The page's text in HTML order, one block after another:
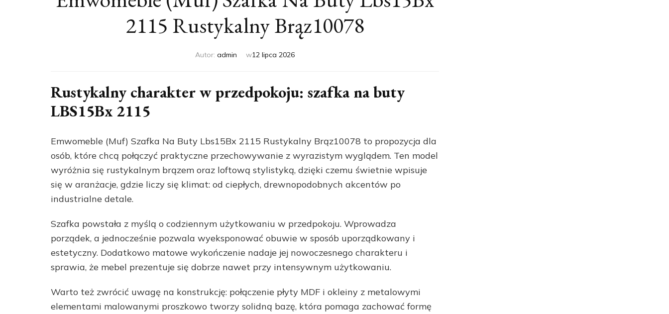
2115 Rustykalny Brąz10078
Autor: admin w12 lipca 2026
Rustykalny charakter w przedpokoju: szafka na buty
LBS15Bx 2115
Emwomeble (Muf) Szafka Na Buty Lbs15Bx 2115 Rustykalny Brąz10078 to propozycja dla
osób, które chcą połączyć praktyczne przechowywanie z wyrazistym wyglądem. Ten model
wyróżnia się rustykalnym brązem oraz loftową stylistyką, dzięki czemu świetnie wpisuje
się w aranżacje, gdzie liczy się klimat: od ciepłych, drewnopodobnych akcentów po
industrialne detale.
Szafka powstała z myślą o codziennym użytkowaniu w przedpokoju. Wprowadza
porządek, a jednocześnie pozwala wyeksponować obuwie w sposób uporządkowany i
estetyczny. Dodatkowo matowe wykończenie nadaje jej nowoczesnego charakteru i
sprawia, że mebel prezentuje się dobrze nawet przy intensywnym użytkowaniu.
Warto też zwrócić uwagę na konstrukcję: połączenie płyty MDF i okleiny z metalowymi
elementami malowanymi proszkowo tworzy solidną bazę, która pomaga zachować formę